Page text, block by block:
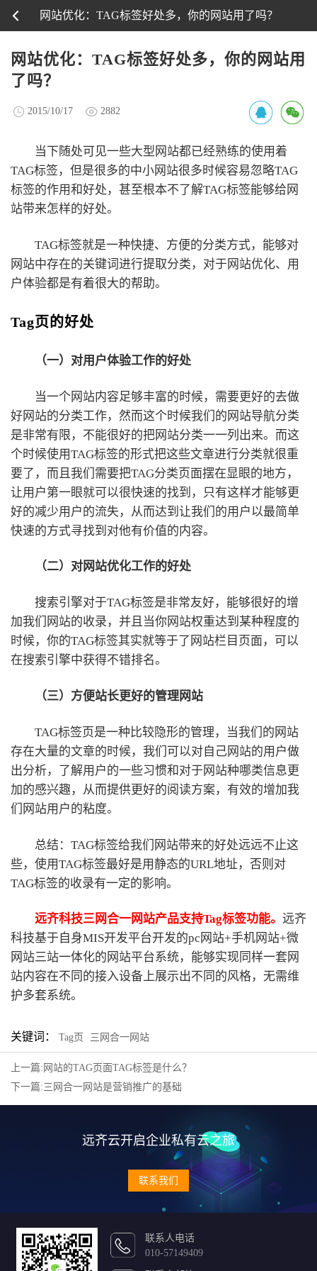
网站优化：TAG标签好处多，你的网站用了吗？
网站优化：TAG标签好处多，你的网站用
了吗？
2015/10/17 2882
当下随处可见一些大型网站都已经熟练的使用着
TAG标签，但是很多的中小网站很多时候容易忽略TAG
标签的作用和好处，甚至根本不了解TAG标签能够给网
站带来怎样的好处。
TAG标签就是一种快捷、方便的分类方式，能够对
网站中存在的关键词进行提取分类，对于网站优化、用
户体验都是有着很大的帮助。
Tag页的好处
（一）对用户体验工作的好处
当一个网站内容足够丰富的时候，需要更好的去做
好网站的分类工作，然而这个时候我们的网站导航分类
是非常有限，不能很好的把网站分类一一列出来。而这
个时候使用TAG标签的形式把这些文章进行分类就很重
要了，而且我们需要把TAG分类页面摆在显眼的地方，
让用户第一眼就可以很快速的找到，只有这样才能够更
好的减少用户的流失，从而达到让我们的用户以最简单
快速的方式寻找到对他有价值的内容。
（二）对网站优化工作的好处
搜索引擎对于TAG标签是非常友好，能够很好的增
加我们网站的收录，并且当你网站权重达到某种程度的
时候，你的TAG标签其实就等于了网站栏目页面，可以
在搜索引擎中获得不错排名。
（三）方便站长更好的管理网站
TAG标签页是一种比较隐形的管理，当我们的网站
存在大量的文章的时候，我们可以对自己网站的用户做
出分析，了解用户的一些习惯和对于网站种哪类信息更
加的感兴趣，从而提供更好的阅读方案，有效的增加我
们网站用户的粘度。
总结：TAG标签给我们网站带来的好处远远不止这
些，使用TAG标签最好是用静态的URL地址，否则对
TAG标签的收录有一定的影响。
远齐科技三网合一网站产品支持Tag标签功能。 远齐
科技基于自身MIS开发平台开发的pc网站+手机网站+微
网站三站一体化的网站平台系统，能够实现同样一套网
站内容在不同的接入设备上展示出不同的风格，无需维
护多套系统。
关键词： Tag页 三网合一网站
上一篇:网站的TAG页面TAG标签是什么？
下一篇:三网合一网站是营销推广的基础
远齐云开启企业私有云之旅
联系我们
联系人电话
010-57149409